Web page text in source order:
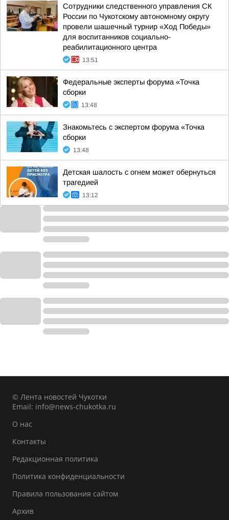
Сотрудники следственного управления СК
России по Чукотскому автономному округу
провели шашечный турнир «Ход Победы»
для воспитанников социально-
реабилитационного центра
13:51
Федеральные эксперты форума «Точка
сборки
13:48
Знакомьтесь с экспертом форума «Точка
сборки
13:48
Детская шалость с огнем может обернуться
трагедией
13:12
© Лента новостей Чукотки
Email: info@news-chukotka.ru
О нас
Контакты
Редакционная политика
Политика конфиденциальности
Правила пользования сайтом
Архив